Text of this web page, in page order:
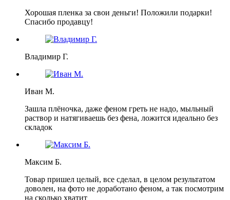
Хорошая пленка за свои деньги! Положили подарки!
Спасибо продавцу!
Владимир Г.
Иван М.
Зашла плёночка, даже феном греть не надо, мыльный
раствор и натягиваешь без фена, ложится идеально без
складок
Максим Б.
Товар пришел целый, все сделал, в целом результатом
доволен, на фото не доработано феном, а так посмотрим
на сколько хватит